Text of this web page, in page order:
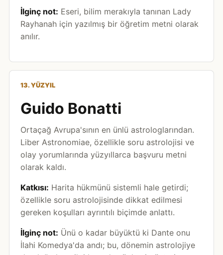
İlginç not: Eseri, bilim merakıyla tanınan Lady
Rayhanah için yazılmış bir öğretim metni olarak
anılır.
13. YÜZYIL
Guido Bonatti
Ortaçağ Avrupa'sının en ünlü astrologlarından.
Liber Astronomiae, özellikle soru astrolojisi ve
olay yorumlarında yüzyıllarca başvuru metni
olarak kaldı.
Katkısı: Harita hükmünü sistemli hale getirdi;
özellikle soru astrolojisinde dikkat edilmesi
gereken koşulları ayrıntılı biçimde anlattı.
İlginç not: Ünü o kadar büyüktü ki Dante onu
İlahi Komedya'da andı; bu, dönemin astrolojiye